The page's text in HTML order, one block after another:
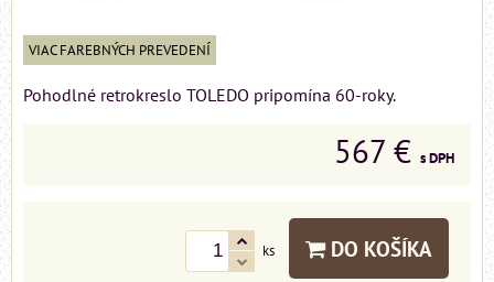
VIAC FAREBNÝCH PREVEDENÍ
Pohodlné retrokreslo TOLEDO pripomína 60-roky.
567 € s DPH
ks DO KOŠÍKA